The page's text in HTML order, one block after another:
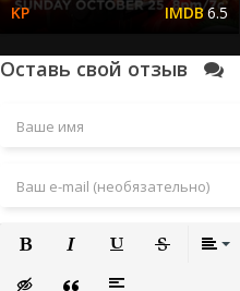
6.5
Оставь свой отзыв
Полужирный